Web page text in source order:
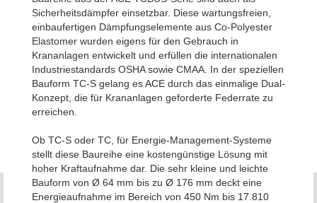
Sicherheitsdämpfer einsetzbar. Diese wartungsfreien,
einbaufertigen Dämpfungselemente aus Co-Polyester
Elastomer wurden eigens für den Gebrauch in
Krananlagen entwickelt und erfüllen die internationalen
Industriestandards OSHA sowie CMAA. In der speziellen
Bauform TC-S gelang es ACE durch das einmalige Dual-
Konzept, die für Krananlagen geforderte Federrate zu
erreichen.
Ob TC-S oder TC, für Energie-Management-Systeme
stellt diese Baureihe eine kostengünstige Lösung mit
hoher Kraftaufnahme dar. Die sehr kleine und leichte
Bauform von Ø 64 mm bis zu Ø 176 mm deckt eine
Energieaufnahme im Bereich von 450 Nm bis 17.810